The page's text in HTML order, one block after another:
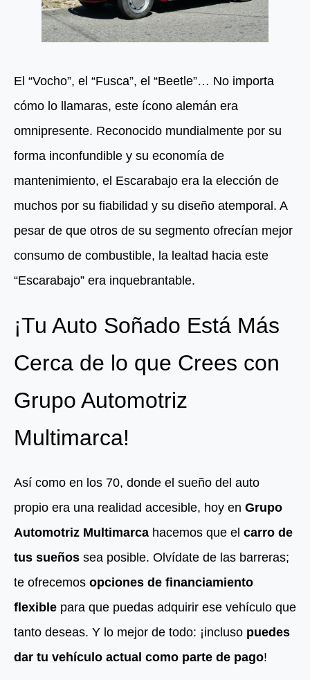
El “Vocho”, el “Fusca”, el “Beetle”… No importa
cómo lo llamaras, este ícono alemán era
omnipresente. Reconocido mundialmente por su
forma inconfundible y su economía de
mantenimiento, el Escarabajo era la elección de
muchos por su fiabilidad y su diseño atemporal. A
pesar de que otros de su segmento ofrecían mejor
consumo de combustible, la lealtad hacia este
“Escarabajo” era inquebrantable.
¡Tu Auto Soñado Está Más
Cerca de lo que Crees con
Grupo Automotriz
Multimarca!
Así como en los 70, donde el sueño del auto
propio era una realidad accesible, hoy en Grupo
Automotriz Multimarca hacemos que el carro de
tus sueños sea posible. Olvídate de las barreras;
te ofrecemos opciones de financiamiento
flexible para que puedas adquirir ese vehículo que
tanto deseas. Y lo mejor de todo: ¡incluso puedes
dar tu vehículo actual como parte de pago!